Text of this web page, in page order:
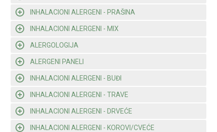
INHALACIONI ALERGENI - PRAŠINA
INHALACIONI ALERGENI - MIX
ALERGOLOGIJA
ALERGENI PANELI
INHALACIONI ALERGENI - BUĐI
INHALACIONI ALERGENI - TRAVE
INHALACIONI ALERGENI - DRVEĆE
INHALACIONI ALERGENI - KOROVI/CVEĆE